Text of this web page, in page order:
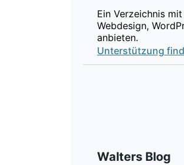
Ein Verzeichnis
Webdesign,
anbieten.
Unterstützung
Walters Blog